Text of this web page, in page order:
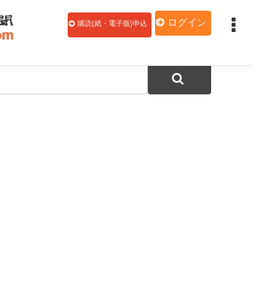
購読(紙・電子版)申込 ログイン